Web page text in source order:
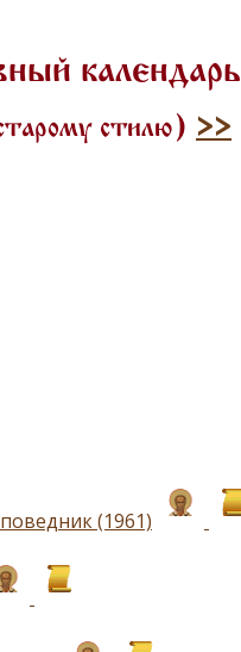
календарь
стилю) >>
(1961)